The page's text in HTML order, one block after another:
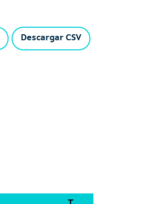
Descargar CSV